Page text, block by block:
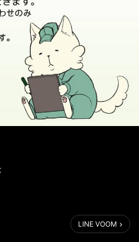
間、IDOG＆ICATは棚卸業務を
LINE VOOM